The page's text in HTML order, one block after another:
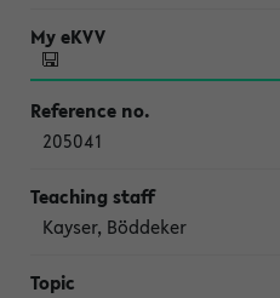
205041
Kayser, Böddeker